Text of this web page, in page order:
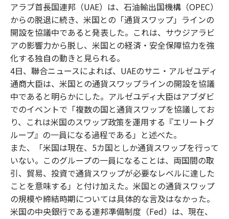
アラブ首長国連邦（UAE）は、石油輸出国機構（OPEC）
からの脱退に続き、米国との「通貨スワップ」ラインの
開設を協議中であると発表した。これは、サウジアラビ
アの影響力から脱し、米国との経済・安全保障協力を強
化する独自の動きと見られる。
4日、聯合ニュースによれば、UAEのサニ・アルゼユディ
通商大臣は、米国との通貨スワップラインの開設を協議
中であると明らかにした。アルゼユディ大臣はアブダビ
でのイベントで「複数の国と通貨スワップを協議してお
り、これは米国のスワップ政策を運用する『エリートグ
ループ』の一員になる過程である」と述べた。
また、「米国は現在、5カ国としか通貨スワップを行って
いない。このグループの一員になることは、両国間の取
引、貿易、投資で通貨スワップが必要なレベルに達した
ことを意味する」と付け加えた。米国との通貨スワップ
の規模や締結時期については具体的な言及はなかった。
米国の中央銀行である連邦準備制度（Fed）は、現在、